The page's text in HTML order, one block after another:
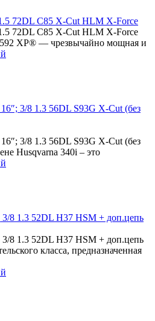
72DL C85 X-Cut HLM X-Force
72DL C85 X-Cut HLM X-Force
592 XP® — чрезвычайно мощная и
3/8 1.3 56DL S93G X-Cut (без
3/8 1.3 56DL S93G X-Cut (без
Husqvarna 340i – это
8 1.3 52DL H37 HSM + доп.цепь
8 1.3 52DL H37 HSM + доп.цепь
класса, предназначенная